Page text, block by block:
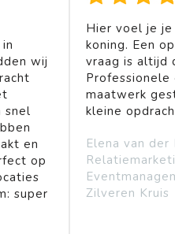
wij
snel
en
op
super
Hier voel je
koning. Een
vraag is altijd
Professionele
maatwerk
kleine
Elena van der
Zilveren Kruis